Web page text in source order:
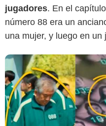
jugadores. En el
número 88 era un
una mujer, y luego en un